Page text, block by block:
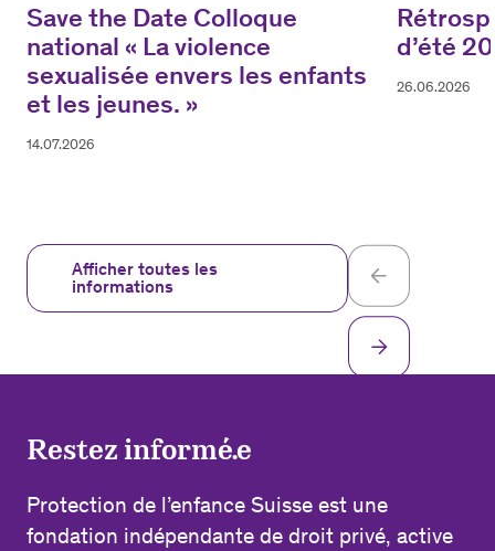
Save the Date Colloque
national « La violence
sexualisée envers les enfants
et les jeunes. »
14.07.2026
d’été
26.06.2026
Afficher toutes les
informations
Restez informé.e
Protection de l’enfance Suisse est une
fondation indépendante de droit privé, active